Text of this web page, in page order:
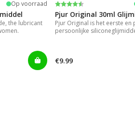
Op voorraad
the lubricant
Beoordeling:
4.2 uit 5 sterren
Pjur Original 30ml
Pjur Original is het eerste en
persoonlijke
€9.99